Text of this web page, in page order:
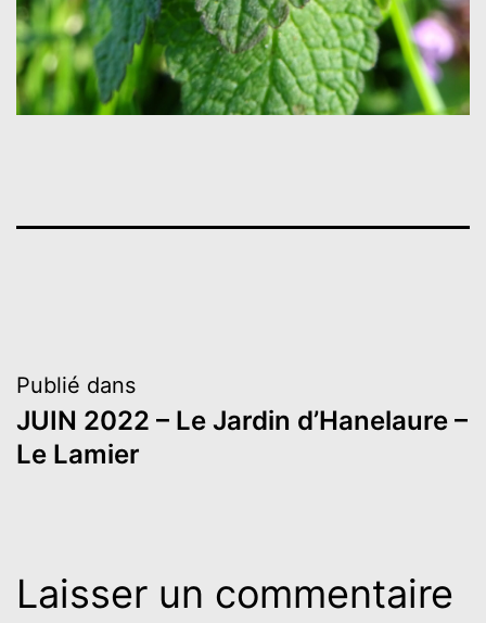
Navigation
de
Publié dans
JUIN 2022 – Le Jardin d’Hanelaure –
Le Lamier
Laisser un commentaire